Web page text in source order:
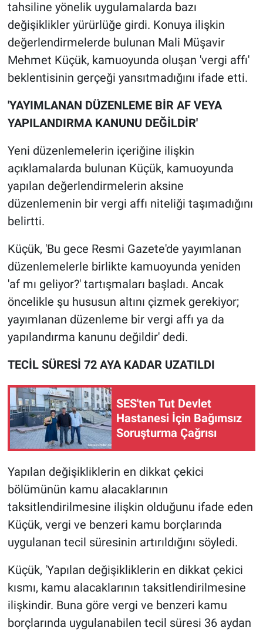
tahsiline yönelik uygulamalarda bazı
değişiklikler yürürlüğe girdi. Konuya ilişkin
değerlendirmelerde bulunan Mali Müşavir
Mehmet Küçük, kamuoyunda oluşan 'vergi affı'
beklentisinin gerçeği yansıtmadığını ifade etti.
'YAYIMLANAN DÜZENLEME BİR AF VEYA
YAPILANDIRMA KANUNU DEĞİLDİR'
Yeni düzenlemelerin içeriğine ilişkin
açıklamalarda bulunan Küçük, kamuoyunda
yapılan değerlendirmelerin aksine
düzenlemenin bir vergi affı niteliği taşımadığını
belirtti.
Küçük, 'Bu gece Resmi Gazete'de yayımlanan
düzenlemelerle birlikte kamuoyunda yeniden
'af mı geliyor?' tartışmaları başladı. Ancak
öncelikle şu hususun altını çizmek gerekiyor;
yayımlanan düzenleme bir vergi affı ya da
yapılandırma kanunu değildir' dedi.
TECİL SÜRESİ 72 AYA KADAR UZATILDI
SES'ten Tut Devlet
Hastanesi İçin Bağımsız
Soruşturma Çağrısı
Yapılan değişikliklerin en dikkat çekici
bölümünün kamu alacaklarının
taksitlendirilmesine ilişkin olduğunu ifade eden
Küçük, vergi ve benzeri kamu borçlarında
uygulanan tecil süresinin artırıldığını söyledi.
Küçük, 'Yapılan değişikliklerin en dikkat çekici
kısmı, kamu alacaklarının taksitlendirilmesine
ilişkindir. Buna göre vergi ve benzeri kamu
borçlarında uygulanabilen tecil süresi 36 aydan